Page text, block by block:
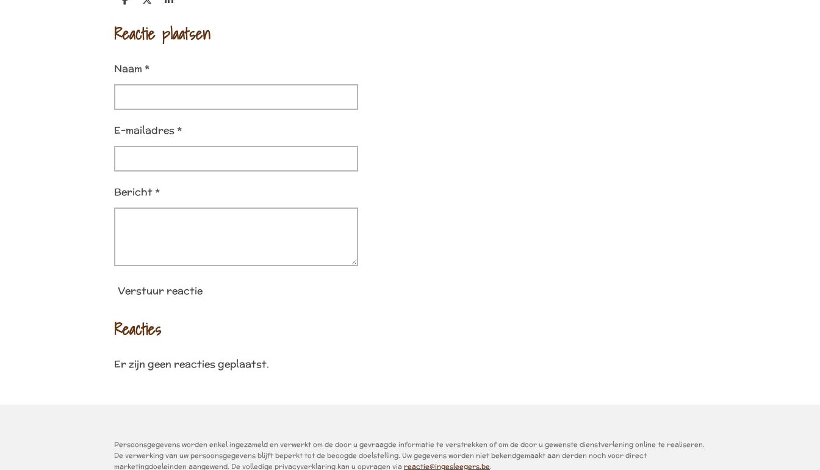
D
e
n
D
l
S
a
r
e
Reactie plaatsen
Naam *
E-mailadres *
Bericht *
Verstuur reactie
Reacties
Er zijn geen reacties geplaatst.
Persoonsgegevens worden enkel ingezameld en verwerkt om de door u gevraagde informatie te verstrekken of om de door u gewenste dienstverlening online te realiseren.
De verwerking van uw persoonsgegevens blijft beperkt tot de beoogde doelstelling. Uw gegevens worden niet bekendgemaakt aan derden noch voor direct
marketingdoeleinden aangewend. De volledige privacyverklaring kan u opvragen viareactie@ingesleegers.be.